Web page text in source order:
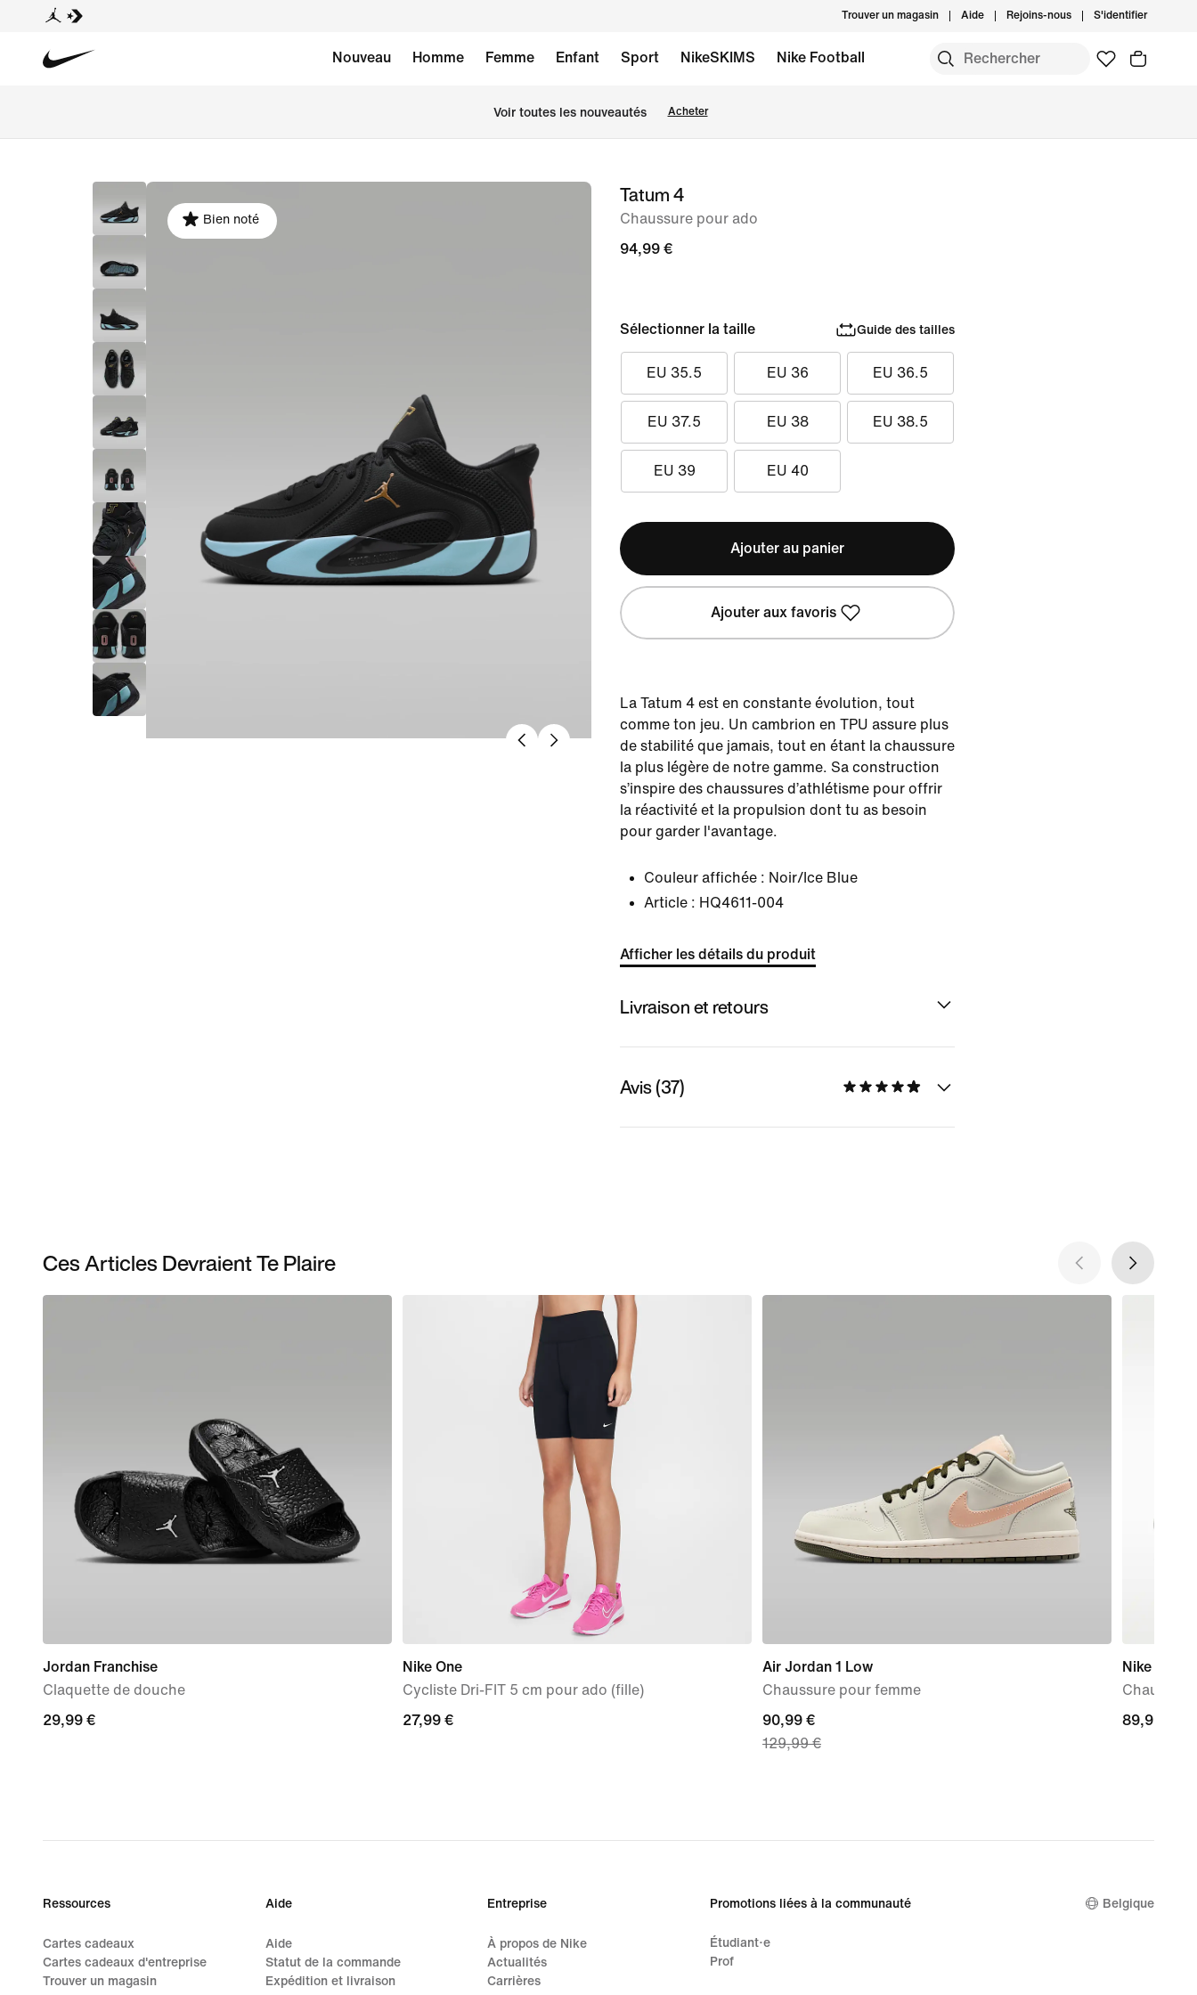
Trouver un magasin Aide Rejoins-nous S'identifier
Nouveau Homme Femme Enfant Sport NikeSKIMS Nike Football
Voir toutes les nouveautés Acheter
image 1
Bien noté
Tatum 4
Chaussure pour ado
94,99 €
Sélectionner la taille Guide des tailles
EU 35.5 EU 36 EU 36.5
EU 37.5 EU 38 EU 38.5
EU 39 EU 40
Ajouter au panier
Ajouter aux favoris
La Tatum 4 est en constante évolution, tout
comme ton jeu. Un cambrion en TPU assure plus
de stabilité que jamais, tout en étant la chaussure
la plus légère de notre gamme. Sa construction
s’inspire des chaussures d’athlétisme pour offrir
la réactivité et la propulsion dont tu as besoin
pour garder l'avantage.
Couleur affichée : Noir/Ice Blue
Article : HQ4611-004
Afficher les détails du produit
Livraison et retours
Avis (37)
Ces Articles Devraient Te Plaire
Jordan Franchise
Claquette de douche
29,99 €
29,99 €
Nike One
Cycliste Dri-FIT 5 cm pour ado (fille)
27,99 €
27,99 €
Air Jordan 1 Low
Chaussure pour femme
current
price
129,99 €
90,99 €
129,99 €
Nike V5
89,99 €
89,99 €
Ressources
Cartes cadeaux
Cartes cadeaux d'entreprise
Trouver un magasin
Aide
Aide
Statut de la commande
Expédition et livraison
Entreprise
À propos de Nike
Actualités
Carrières
Promotions liées à la communauté
Étudiant·e
Prof
Belgique